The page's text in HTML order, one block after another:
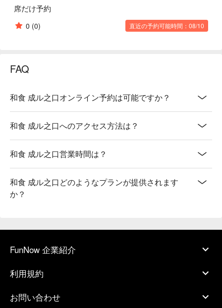
席だけ予約
0 (0) 直近の予約可能時間：08/10
FAQ
和食 成ル之口オンライン予約は可能ですか？
和食 成ル之口へのアクセス方法は？
和食 成ル之口営業時間は？
和食 成ル之口どのようなプランが提供されます
か？
FunNow 企業紹介
利用規約
お問い合わせ